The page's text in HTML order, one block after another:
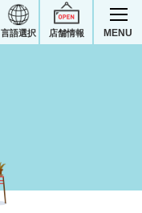
店舗情報
言語選択 MENU